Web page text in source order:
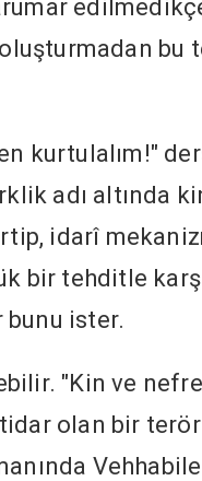
bu
kurtulalım!"
adı altında
idarî
bir tehditle
ister.
"Kin ve
olan bir